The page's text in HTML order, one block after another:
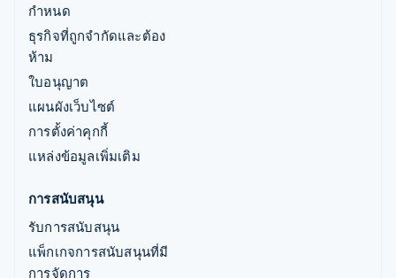
กำหนด
ธุรกิจที่ถูกจำกัดและต้อง
ห้าม
ใบอนุญาต
แผนผังเว็บไซต์
การตั้งค่าคุกกี้
แหล่งข้อมูลเพิ่มเติม
การสนับสนุน
รับการสนับสนุน
แพ็กเกจการสนับสนุนที่มี
การจัดการ